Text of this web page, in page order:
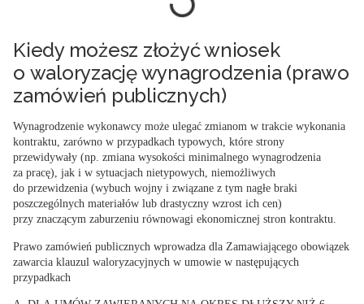
Kiedy możesz złożyć wniosek
o waloryzację wynagrodzenia (prawo
zamówień publicznych)
Wynagrodzenie wykonawcy może ulegać zmianom w trakcie wykonania
kontraktu, zarówno w przypadkach typowych, które strony
przewidywały (np. zmiana wysokości minimalnego wynagrodzenia
za pracę), jak i w sytuacjach nietypowych, niemożliwych
do przewidzenia (wybuch wojny i związane z tym nagłe braki
poszczególnych materiałów lub drastyczny wzrost ich cen)
przy znaczącym zaburzeniu równowagi ekonomicznej stron kontraktu.
Prawo zamówień publicznych wprowadza dla Zamawiającego obowiązek
zawarcia klauzul waloryzacyjnych w umowie w następujących
przypadkach